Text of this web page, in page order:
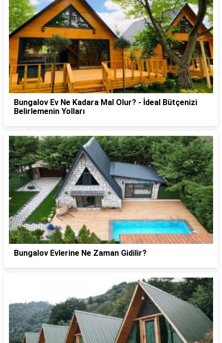
Bungalov Ev Ne Kadara Mal Olur? - İdeal Bütçenizi
Belirlemenin Yolları
Bungalov Evlerine Ne Zaman Gidilir?